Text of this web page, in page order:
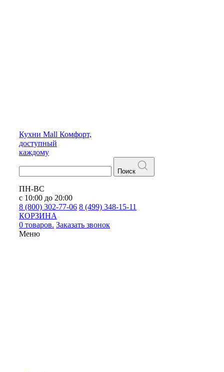
Кухни Mall Комфорт,
доступный
каждому
Поиск
ПН-ВС
с 10:00 до 20:00
8 (800) 302-77-06 8 (499) 348-15-11
КОРЗИНА
0 товаров. Заказать звонок
Меню